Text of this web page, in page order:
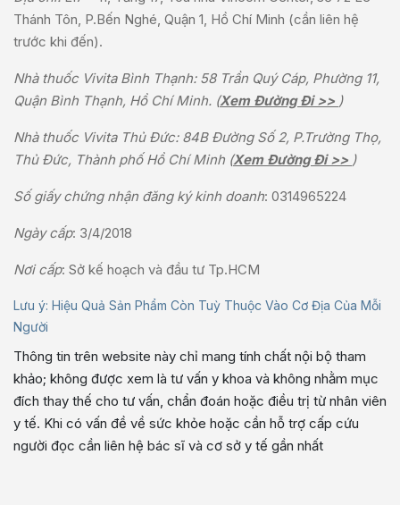
Thánh Tôn, P.Bến Nghé, Quận 1, Hồ Chí Minh (cần liên hệ
trước khi đến).
Nhà thuốc Vivita Bình Thạnh: 58 Trần Quý Cáp, Phường 11,
Quận Bình Thạnh, Hồ Chí Minh. (Xem Đường Đi >> )
Nhà thuốc Vivita Thủ Đức: 84B Đường Số 2, P.Trường Thọ,
Thủ Đức, Thành phố Hồ Chí Minh (Xem Đường Đi >> )
Số giấy chứng nhận đăng ký kinh doanh: 0314965224
Ngày cấp: 3/4/2018
Nơi cấp: Sở kế hoạch và đầu tư Tp.HCM
Lưu ý: Hiệu Quả Sản Phẩm Còn Tuỳ Thuộc Vào Cơ Địa Của Mỗi
Người
Thông tin trên website này chỉ mang tính chất nội bộ tham
khảo; không được xem là tư vấn y khoa và không nhằm mục
đích thay thế cho tư vấn, chẩn đoán hoặc điều trị từ nhân viên
y tế. Khi có vấn đề về sức khỏe hoặc cần hỗ trợ cấp cứu
người đọc cần liên hệ bác sĩ và cơ sở y tế gần nhất